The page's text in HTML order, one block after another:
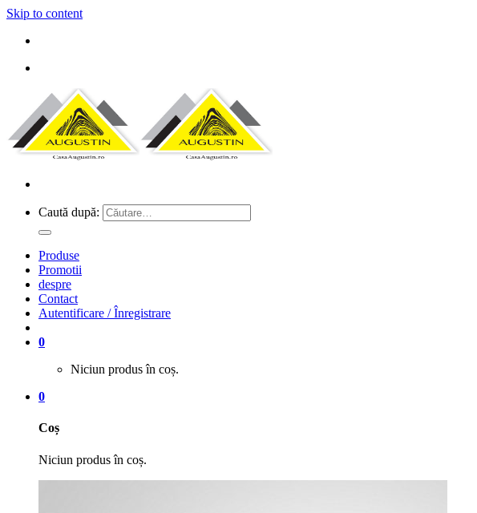
Skip to content
Caută după:
Produse
Promotii
despre
Contact
Autentificare / Înregistrare
0
Niciun produs în coș.
0
Coș
Niciun produs în coș.